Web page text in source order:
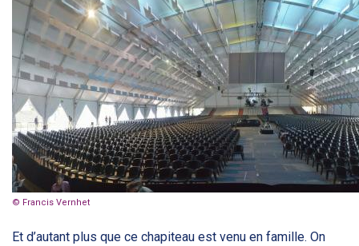
© Francis Vernhet
Et d’autant plus que ce chapiteau est venu en famille. On